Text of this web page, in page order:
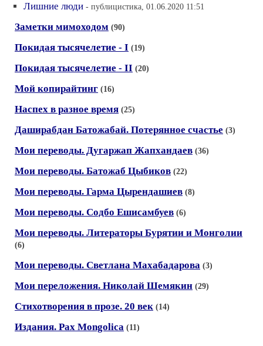
Лишние люди - публицистика, 01.06.2020 11:51
Заметки мимоходом (90)
Покидая тысячелетие - I (19)
Покидая тысячелетие - II (20)
Мой копирайтинг (16)
Наспех в разное время (25)
Даширабдан Батожабай. Потерянное счастье (3)
Мои переводы. Дугаржап Жапхандаев (36)
Мои переводы. Батожаб Цыбиков (22)
Мои переводы. Гарма Цырендашиев (8)
Мои переводы. Содбо Ешисамбуев (6)
Мои переводы. Литераторы Бурятии и Монголии
(6)
Мои переводы. Светлана Махабадарова (3)
Мои переложения. Николай Шемякин (29)
Стихотворения в прозе. 20 век (14)
Издания. Pax Mongolica (11)